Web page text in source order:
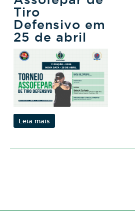
Tiro
Defensivo em
25 de abril
Leia mais